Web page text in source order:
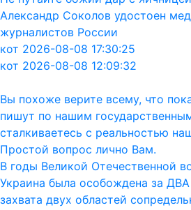
Александр Соколов удостоен
журналистов России
кот 2026-08-08 17:30:25
кот 2026-08-08 12:09:32
Вы похоже верите всему, что
пишут по нашим
сталкиваетесь с реальностью
Простой вопрос лично Вам.
В годы Великой Отечественной
Украина была особождена за
захвата двух областей